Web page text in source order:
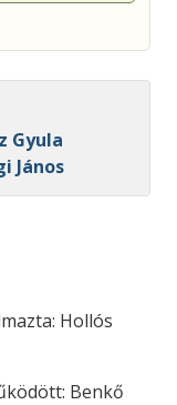
Gyula
János
Hollós
Benkő